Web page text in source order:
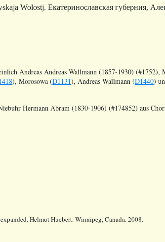
Wolostj. Екатеринославская губерния,
Andreas Andreas Wallmann (1857-1930)
), Morosowa (D1131), Andreas Wallmann (D1440)
Hermann Abram (1830-1906) (#174852) aus
Helmut Huebert. Winnipeg, Canada. 2008.